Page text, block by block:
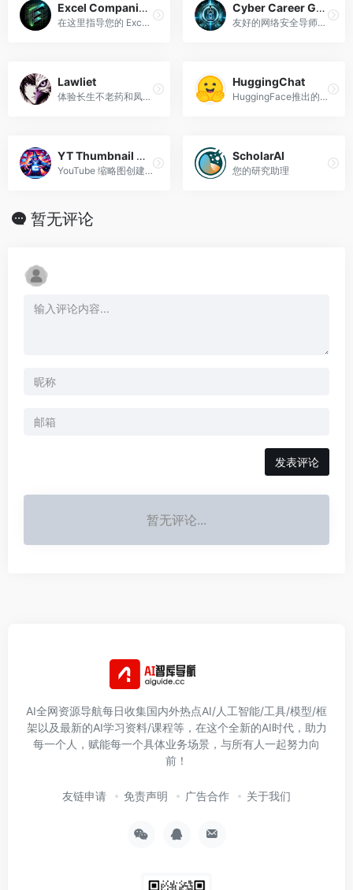
Excel Companion: Formulas & Tips
在这里指导您的 Excel 之旅！
Cyber Career Guide
友好的网络安全导师，提供有关行业和职业的专家建议。
Lawliet
体验长生不老药和凤凰的力量。 Lawliet 帮助你在 Elixir 中施展法术。
HuggingChat
HuggingFace推出的在线聊天机器人，基于Open Assistant模型
YT Thumbnail Wizard
YouTube 缩略图创建和优化专家
ScholarAI
您的研究助理
暂无评论
发表评论
暂无评论...
AI全网资源导航每日收集国内外热点AI/人工智能/工具/模型/框
架以及最新的AI学习资料/课程等，在这个全新的AI时代，助力
每一个人，赋能每一个具体业务场景，与所有人一起努力向
前！
友链申请 免责声明 广告合作 关于我们